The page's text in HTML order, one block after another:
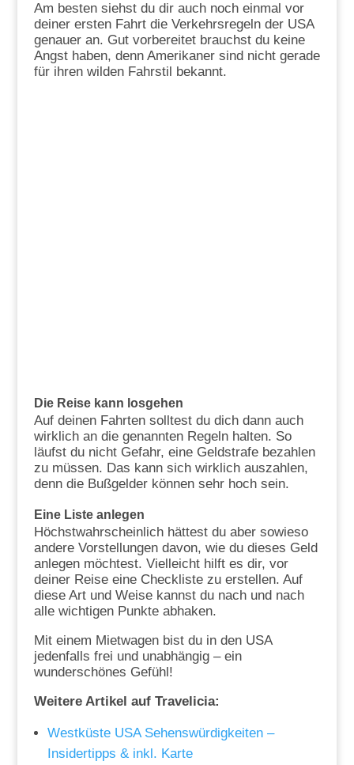
Am besten siehst du dir auch noch einmal vor
deiner ersten Fahrt die Verkehrsregeln der USA
genauer an. Gut vorbereitet brauchst du keine
Angst haben, denn Amerikaner sind nicht gerade
für ihren wilden Fahrstil bekannt.
Die Reise kann losgehen
Auf deinen Fahrten solltest du dich dann auch
wirklich an die genannten Regeln halten. So
läufst du nicht Gefahr, eine Geldstrafe bezahlen
zu müssen. Das kann sich wirklich auszahlen,
denn die Bußgelder können sehr hoch sein.
Eine Liste anlegen
Höchstwahrscheinlich hättest du aber sowieso
andere Vorstellungen davon, wie du dieses Geld
anlegen möchtest. Vielleicht hilft es dir, vor
deiner Reise eine Checkliste zu erstellen. Auf
diese Art und Weise kannst du nach und nach
alle wichtigen Punkte abhaken.
Mit einem Mietwagen bist du in den USA
jedenfalls frei und unabhängig – ein
wunderschönes Gefühl!
Weitere Artikel auf Travelicia:
Westküste USA Sehenswürdigkeiten –
Insidertipps & inkl. Karte